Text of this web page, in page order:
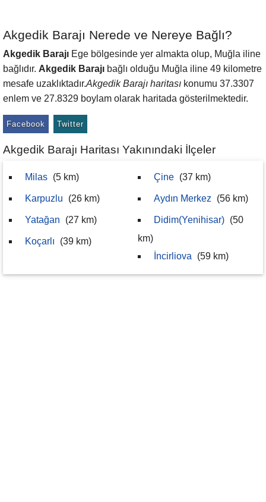
Akgedik Barajı Nerede ve Nereye Bağlı?
Akgedik Barajı Ege bölgesinde yer almakta olup, Muğla iline
bağlıdır. Akgedik Barajı bağlı olduğu Muğla iline 49 kilometre
mesafe uzaklıktadır.Akgedik Barajı haritası konumu 37.3307
enlem ve 27.8329 boylam olarak haritada gösterilmektedir.
Facebook Twitter
Akgedik Barajı Haritası Yakınındaki İlçeler
Milas (5 km)
Karpuzlu (26 km)
Yatağan (27 km)
Koçarlı (39 km)
Çine (37 km)
Aydın Merkez (56 km)
Didim(Yenihisar) (50
km)
İncirliova
(59 km)